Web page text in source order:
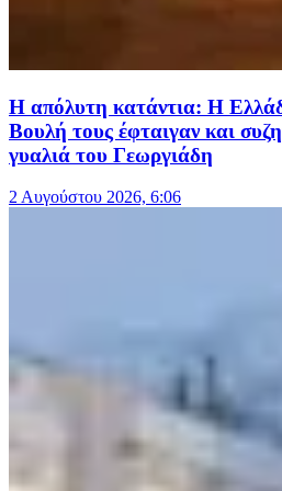
Η απόλυτη κατάντια: Η
Βουλή τους έφταιγαν και
γυαλιά του Γεωργιάδη
2 Αυγούστου 2026, 6:06